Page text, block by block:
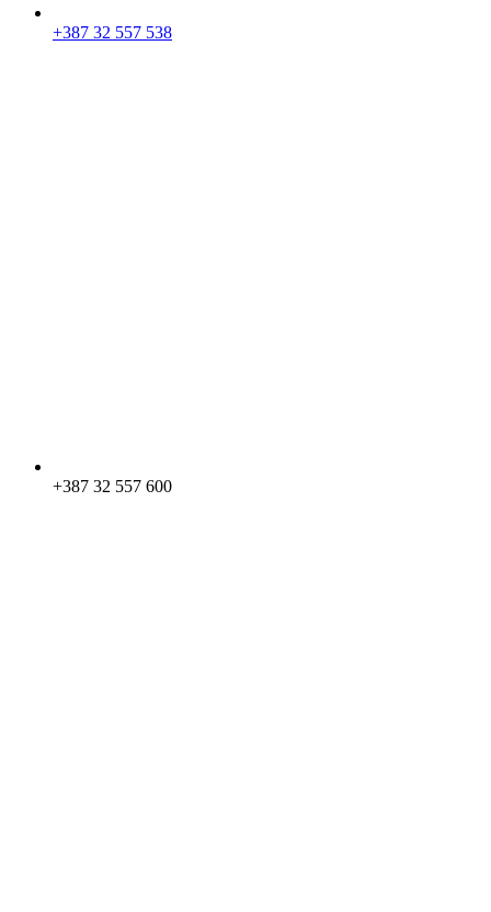
+387 32 557 538
+387 32 557 600